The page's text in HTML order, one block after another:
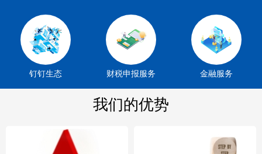
钉钉生态 财税申报服务 金融服务
我们的优势